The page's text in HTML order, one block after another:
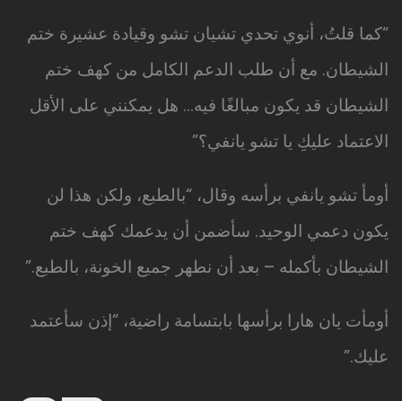
“كما قلتُ، أنوي تحدي تشيان تشو وقيادة عشيرة ختم
الشيطان. مع أن طلب الدعم الكامل من كهف ختم
الشيطان قد يكون مبالغًا فيه… هل يمكنني على الأقل
الاعتماد عليكِ يا تشو يانفي؟”
أومأ تشو يانفي برأسه وقال، “بالطبع، ولكن هذا لن
يكون دعمي الوحيد. سأضمن أن يدعمك كهف ختم
الشيطان بأكمله – بعد أن نطهر جميع الخونة، بالطبع.”
أومأت يان هارا برأسها بابتسامة راضية، “إذن سأعتمد
عليك.”